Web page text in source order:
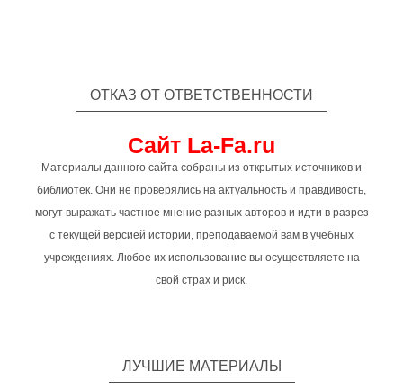
ОТКАЗ ОТ ОТВЕТСТВЕННОСТИ
Сайт La-Fa.ru
Материалы данного сайта собраны из открытых источников и
библиотек. Они не проверялись на актуальность и правдивость,
могут выражать частное мнение разных авторов и идти в разрез
с текущей версией истории, преподаваемой вам в учебных
учреждениях. Любое их использование вы осуществляете на
свой страх и риск.
ЛУЧШИЕ МАТЕРИАЛЫ